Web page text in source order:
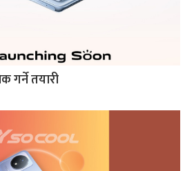
गर्ने तयारी